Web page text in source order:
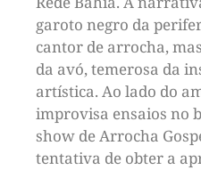
garoto negro da
cantor de arrocha,
da avó, temerosa da
artística. Ao lado do
improvisa ensaios no
show de Arrocha
tentativa de obter a